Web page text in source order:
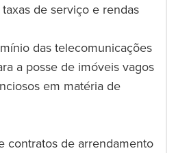
de serviço e rendas
das telecomunicações
a posse de imóveis vagos
em matéria de
contratos de arrendamento